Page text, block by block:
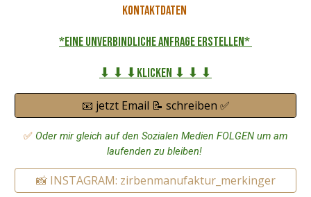
Kontaktdaten
*eine unverbindliche Anfrage erstellen*
⬇ ⬇ ⬇Klicken ⬇ ⬇ ⬇
📧 jetzt Email 📝 schreiben ✅
✅ Oder mir gleich auf den Sozialen Medien FOLGEN um am
laufenden zu bleiben!
📸 INSTAGRAM: zirbenmanufaktur_merkinger